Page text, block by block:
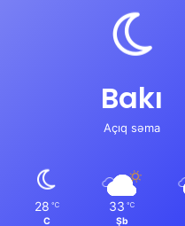
Bakı
Açıq səma
28 ℃
C
33 ℃
Şb